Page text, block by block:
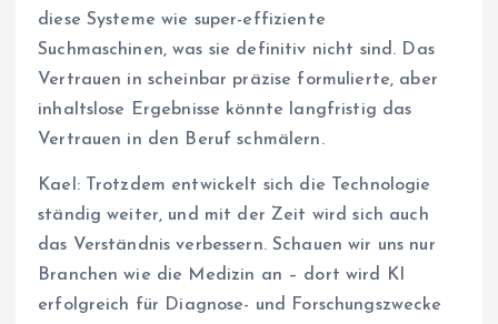
diese Systeme wie super-effiziente
Suchmaschinen, was sie definitiv nicht sind. Das
Vertrauen in scheinbar präzise formulierte, aber
inhaltslose Ergebnisse könnte langfristig das
Vertrauen in den Beruf schmälern.
Kael: Trotzdem entwickelt sich die Technologie
ständig weiter, und mit der Zeit wird sich auch
das Verständnis verbessern. Schauen wir uns nur
Branchen wie die Medizin an – dort wird KI
erfolgreich für Diagnose- und Forschungszwecke